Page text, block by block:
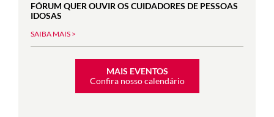
FÓRUM QUER OUVIR OS CUIDADORES DE PESSOAS
IDOSAS
SAIBA MAIS >
MAIS EVENTOS
Confira nosso calendário